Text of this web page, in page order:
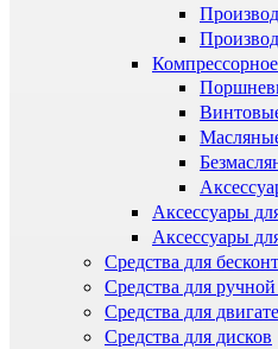
Аксессуары
Аксессуары
Средства для
Средства для
Средства для
Средства для дисков